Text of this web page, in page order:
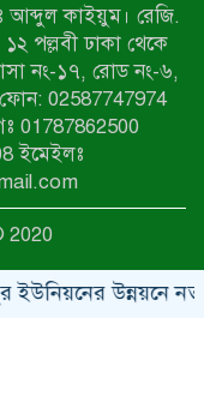
ফ্রন্টের
প্রশ্ন, প্রতিবাদে
দুর্ঘটনায় পর্যটক
আসামি ঢাকায়
ক্লাবের
ফাইনাল
আব্দুল কাইয়ুম। রেজি.
পল্লবী ঢাকা থেকে
নং-১৭, রোড নং-৬,
ফোন: 02587747974
01787862500
ইমেইলঃ
2020
উন্নয়নে নতুন